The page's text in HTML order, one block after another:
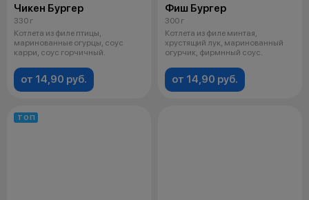
Чикен Бургер
330 г
Котлета из филе птицы,
маринованные огурцы, соус
карри, соус горчичный.
от 14,90 руб.
Фиш Бургер
300 г
Котлета из филе минтая,
хрустящий лук, маринованный
огурчик, фирмнный соус.
от 14,90 руб.
ТОП